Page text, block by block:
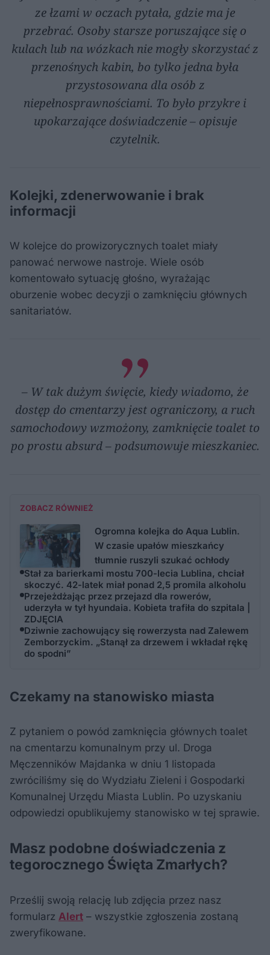
ze łzami w oczach pytała, gdzie ma je
przebrać. Osoby starsze poruszające się o
kulach lub na wózkach nie mogły skorzystać z
przenośnych kabin, bo tylko jedna była
przystosowana dla osób z
niepełnosprawnościami. To było przykre i
upokarzające doświadczenie – opisuje
czytelnik.
Kolejki, zdenerwowanie i brak
informacji
W kolejce do prowizorycznych toalet miały
panować nerwowe nastroje. Wiele osób
komentowało sytuację głośno, wyrażając
oburzenie wobec decyzji o zamknięciu głównych
sanitariatów.
– W tak dużym święcie, kiedy wiadomo, że
dostęp do cmentarzy jest ograniczony, a ruch
samochodowy wzmożony, zamknięcie toalet to
po prostu absurd – podsumowuje mieszkaniec.
ZOBACZ RÓWNIEŻ
Ogromna kolejka do Aqua Lublin.
W czasie upałów mieszkańcy
tłumnie ruszyli szukać ochłody
Stał za barierkami mostu 700-lecia Lublina, chciał
skoczyć. 42-latek miał ponad 2,5 promila alkoholu
Przejeżdżając przez przejazd dla rowerów,
uderzyła w tył hyundaia. Kobieta trafiła do szpitala |
ZDJĘCIA
Dziwnie zachowujący się rowerzysta nad Zalewem
Zemborzyckim. „Stanął za drzewem i wkładał rękę
do spodni”
Czekamy na stanowisko miasta
Z pytaniem o powód zamknięcia głównych toalet
na cmentarzu komunalnym przy ul. Droga
Męczenników Majdanka w dniu 1 listopada
zwróciliśmy się do Wydziału Zieleni i Gospodarki
Komunalnej Urzędu Miasta Lublin. Po uzyskaniu
odpowiedzi opublikujemy stanowisko w tej sprawie.
Masz podobne doświadczenia z
tegorocznego Święta Zmarłych?
Prześlij swoją relację lub zdjęcia przez nasz
formularz Alert – wszystkie zgłoszenia zostaną
zweryfikowane.